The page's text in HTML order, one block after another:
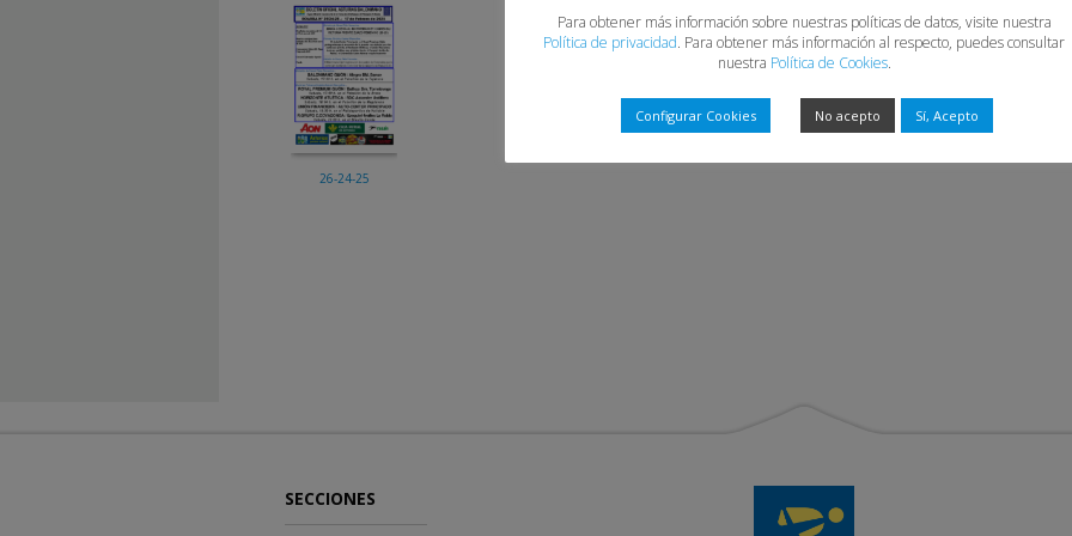
26-24-25
SECCIONES
Para obtener más información sobre nuestras políticas de datos, visite nuestra
Política de privacidad. Para obtener más información al respecto, puedes consultar
nuestra Política de Cookies.
Configurar Cookies No acepto Sí, Acepto